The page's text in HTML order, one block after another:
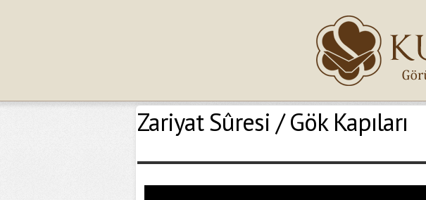
Zariyat Sûresi / Gök Kapıları
İsminiz (*)